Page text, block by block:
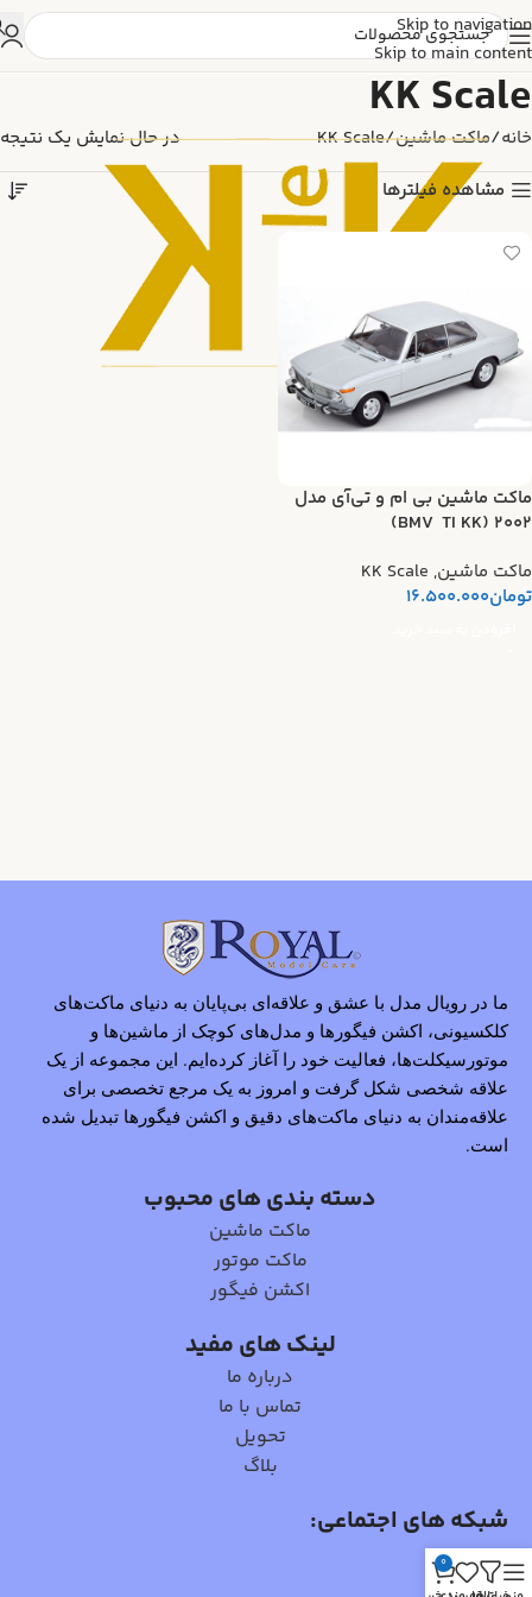
Skip to navigation
Skip to main content
KK Scale
خانه ماکت ماشین KK Scale
در حال نمایش یک نتیجه
مشاهده فیلترها
ماکت ماشین بی ام و تی‌آی مدل
2002 (BMV TI KK)
ماکت ماشین,
KK Scale
تومان16.500.000
ما در رویال مدل با عشق و علاقه‌ای بی‌پایان به دنیای ماکت‌های
کلکسیونی، اکشن فیگورها و مدل‌های کوچک از ماشین‌ها و
موتورسیکلت‌ها، فعالیت خود را آغاز کرده‌ایم. این مجموعه از یک
علاقه شخصی شکل گرفت و امروز به یک مرجع تخصصی برای
علاقه‌مندان به دنیای ماکت‌های دقیق و اکشن فیگورها تبدیل شده
است.
دسته بندی های محبوب
ماکت ماشین
ماکت موتور
اکشن فیگور
لینک های مفید
درباره ما
تماس با ما
تحویل
بلاگ
شبکه های اجتماعی:
0